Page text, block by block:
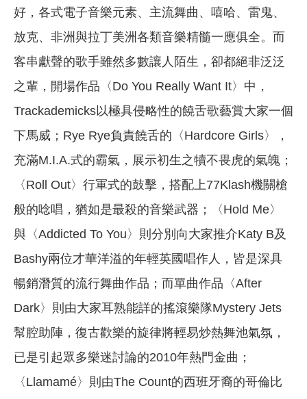
好，各式電子音樂元素、主流舞曲、嘻哈、雷鬼、
放克、非洲與拉丁美洲各類音樂精髓一應俱全。而
客串獻聲的歌手雖然多數讓人陌生，卻都絕非泛泛
之輩，開場作品〈Do You Really Want It〉中，
Trackademicks以極具侵略性的饒舌歌藝賞大家一個
下馬威；Rye Rye負責饒舌的〈Hardcore Girls〉，
充滿M.I.A.式的霸氣，展示初生之犢不畏虎的氣魄；
〈Roll Out〉行軍式的鼓擊，搭配上77Klash機關槍
般的唸唱，猶如是最殺的音樂武器；〈Hold Me〉
與〈Addicted To You〉則分別向大家推介Katy B及
Bashy兩位才華洋溢的年輕英國唱作人，皆是深具
暢銷潛質的流行舞曲作品；而單曲作品〈After
Dark〉則由大家耳熟能詳的搖滾樂隊Mystery Jets
幫腔助陣，復古歡樂的旋律將輕易炒熱舞池氣氛，
已是引起眾多樂迷討論的2010年熱門金曲；
〈Llamamé〉則由The Count的西班牙裔的哥倫比